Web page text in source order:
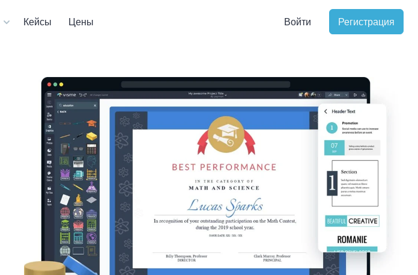
Кейсы Цены Войти Регистрация